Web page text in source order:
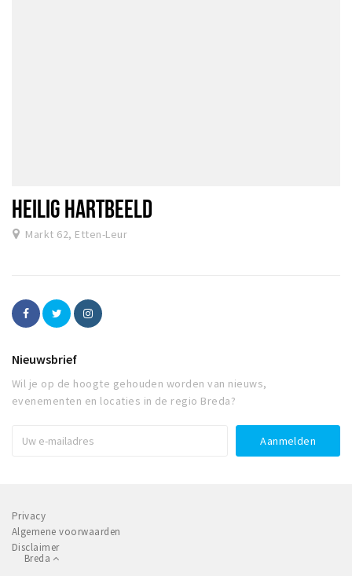
HEILIG HARTBEELD
Markt 62, Etten-Leur
Nieuwsbrief
Wil je op de hoogte gehouden worden van nieuws,
evenementen en locaties in de regio Breda?
Privacy
Algemene voorwaarden
Disclaimer
Breda